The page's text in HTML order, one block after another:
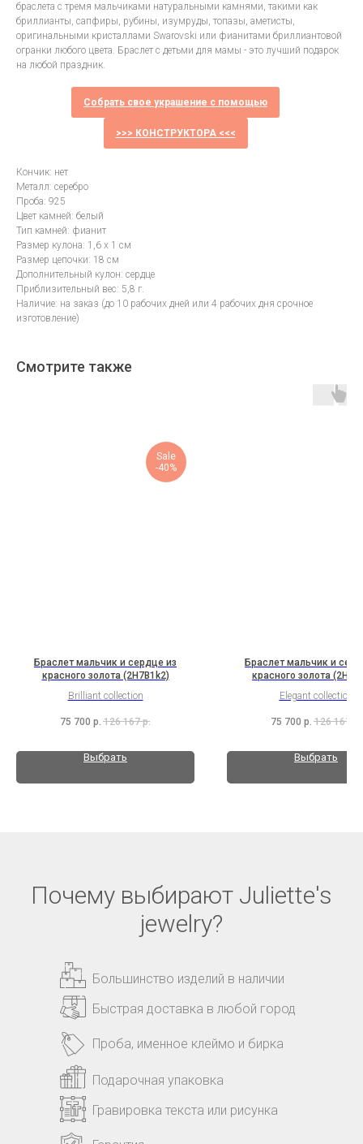
браслета с тремя мальчиками натуральными камнями, такими как
бриллианты, сапфиры, рубины, изумруды, топазы, аметисты,
оригинальными кристаллами Swarovski или фианитами бриллиантовой
огранки любого цвета. Браслет с детьми для мамы - это лучший подарок
на любой праздник.
Собрать свое украшение с помощью
>>> КОНСТРУКТОРА <<<
Кончик: нет
Металл: серебро
Проба: 925
Цвет камней: белый
Тип камней: фианит
Размер кулона: 1,6 х 1 см
Размер цепочки: 18 см
Дополнительный кулон: сердце
Приблизительный вес: 5,8 г.
Наличие: на заказ (до 10 рабочих дней или 4 рабочих дня срочное
изготовление)
Смотрите также
Sale
-40%
Браслет мальчик и сердце из
красного золота (2H7B1k2)
Brilliant collection
75 700 р. 126 167 р.
Выбрать
Браслет мальчик и
красного золота
Elegant collection
75 700 р. 126 167
Выбрать
Почему выбирают Juliette's
jewelry?
Большинство изделий в наличии
Быстрая доставка в любой город
Подарочная упаковка
Гравировка текста или рисунка
Проба, именное клеймо и бирка